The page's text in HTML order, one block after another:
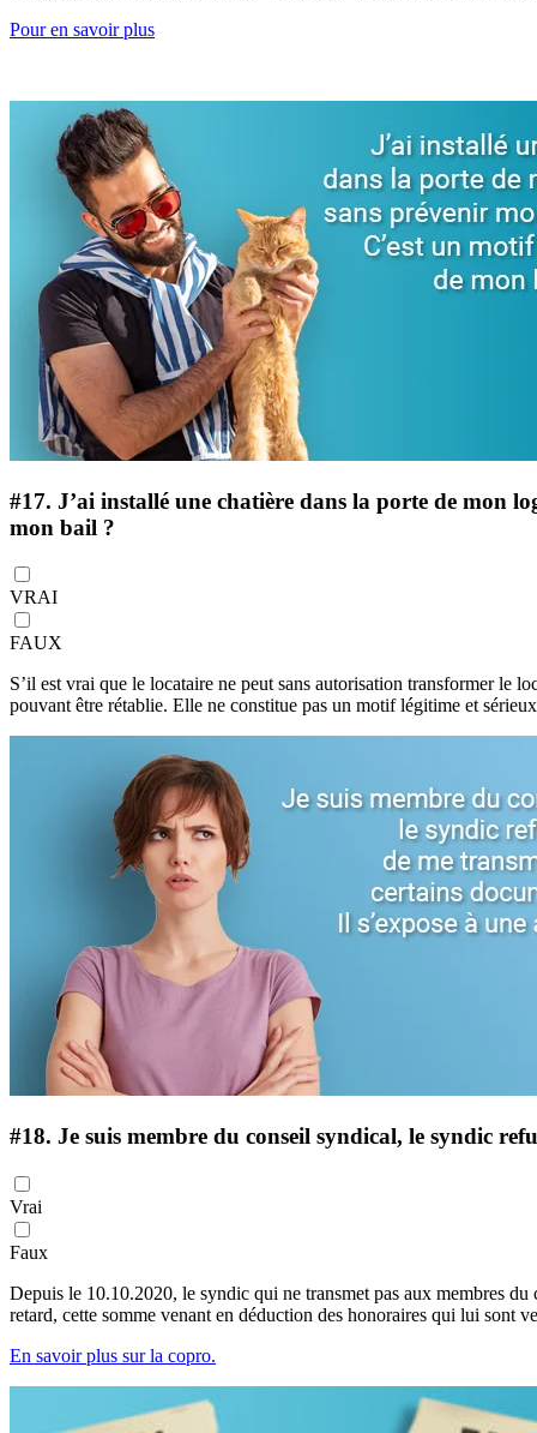
Pour en savoir plus
#17. J’ai installé une chatière dans la porte de mon
mon bail ?
VRAI
FAUX
S’il est vrai que le locataire ne peut sans autorisation transformer le
pouvant être rétablie. Elle ne constitue pas un motif légitime et
#18. Je suis membre du conseil syndical, le syndic
Vrai
Faux
Depuis le 10.10.2020, le syndic qui ne transmet pas aux membres
retard, cette somme venant en déduction des honoraires qui lui sont
En savoir plus sur la copro.